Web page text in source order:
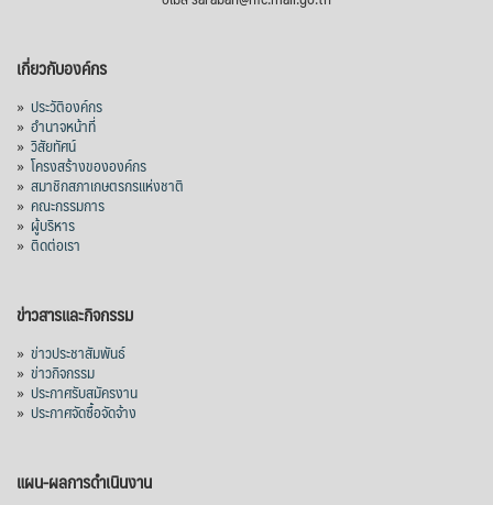
เกี่ยวกับองค์กร
» ประวัติองค์กร
» อำนาจหน้าที่
» วิสัยทัศน์
» โครงสร้างขององค์กร
» สมาชิกสภาเกษตรกรแห่งชาติ
» คณะกรรมการ
» ผู้บริหาร
» ติดต่อเรา
ข่าวสารและกิจกรรม
» ข่าวประชาสัมพันธ์
» ข่าวกิจกรรม
» ประกาศรับสมัครงาน
» ประกาศจัดซื้อจัดจ้าง
แผน-ผลการดำเนินงาน